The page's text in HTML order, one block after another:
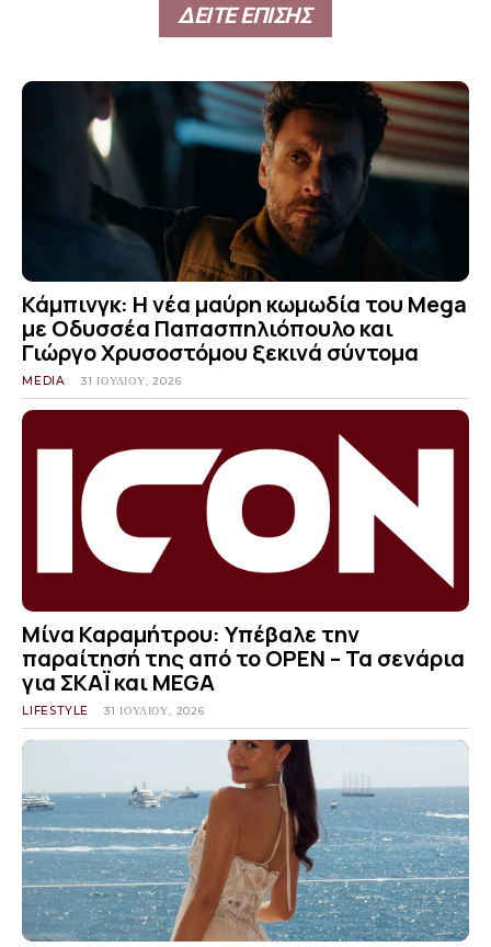
ΔΕΙΤΕ ΕΠΙΣΗΣ
Κάμπινγκ: Η νέα μαύρη κωμωδία του Mega
με Οδυσσέα Παπασπηλιόπουλο και
Γιώργο Χρυσοστόμου ξεκινά σύντομα
MEDIA 31 ΙΟΥΛΊΟΥ, 2026
Μίνα Καραμήτρου: Υπέβαλε την
παραίτησή της από το OPEN – Τα σενάρια
για ΣΚΑΪ και MEGA
LIFESTYLE 31 ΙΟΥΛΊΟΥ, 2026